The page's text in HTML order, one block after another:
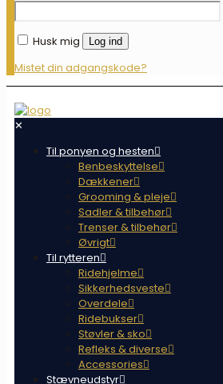
Husk mig Log ind
Mistet din adgangskode?
✕
Til ponyen og hesten
Benbeskyttelse
Dækkener
Grooming & pleje
Sadler & tilbehør
Trenser & tilbehør
Øvrigt
Til rytteren
Ridehjelme
Sikkerhedsveste
Overdele
Ridebukser
Støvler & sko
Refleks & diverse
Accessories
Stævneudstyr